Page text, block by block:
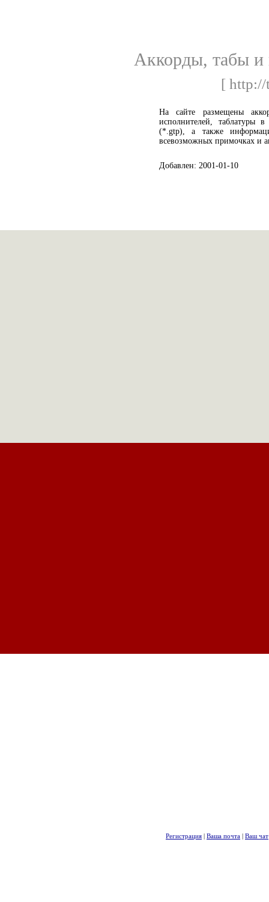
Аккорды, табы и
[ http://
На сайте размещены
исполнителей, таблатуры
(*.gtp), а также
всевозможных примочках и
Добавлен: 2001-01-10
Регистрация | Ваша почта | Ваш чат